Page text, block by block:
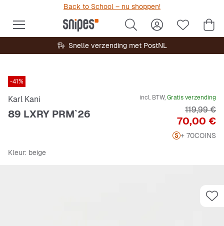
Back to School – nu shoppen!
Snelle verzending met PostNL
-41%
Karl Kani
89 LXRY PRM`26
incl. BTW,Gratis verzending
Prijs
70,00 €
Originele
119,99 €
+ 70COINS
Kleur: beige